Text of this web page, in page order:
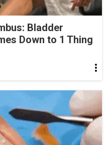
Bladder
Down to 1 Thing